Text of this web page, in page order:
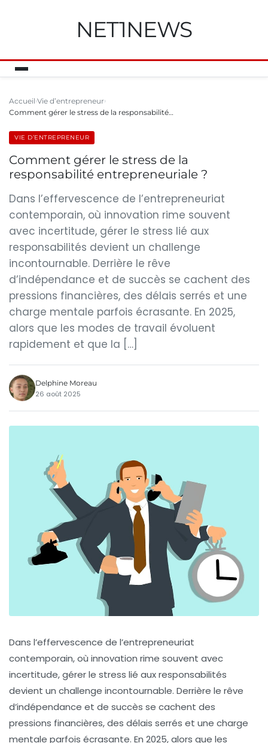
NET1NEWS
Accueil Vie d’entrepreneur
Comment gérer le stress de la responsabilité…
VIE D’ENTREPRENEUR
Comment gérer le stress de la
responsabilité entrepreneuriale ?
Dans l’effervescence de l’entrepreneuriat
contemporain, où innovation rime souvent
avec incertitude, gérer le stress lié aux
responsabilités devient un challenge
incontournable. Derrière le rêve
d’indépendance et de succès se cachent des
pressions financières, des délais serrés et une
charge mentale parfois écrasante. En 2025,
alors que les modes de travail évoluent
rapidement et que la […]
Delphine Moreau
26 août 2025
Dans l’effervescence de l’entrepreneuriat
contemporain, où innovation rime souvent avec
incertitude, gérer le stress lié aux responsabilités
devient un challenge incontournable. Derrière le rêve
d’indépendance et de succès se cachent des
pressions financières, des délais serrés et une charge
mentale parfois écrasante. En 2025, alors que les